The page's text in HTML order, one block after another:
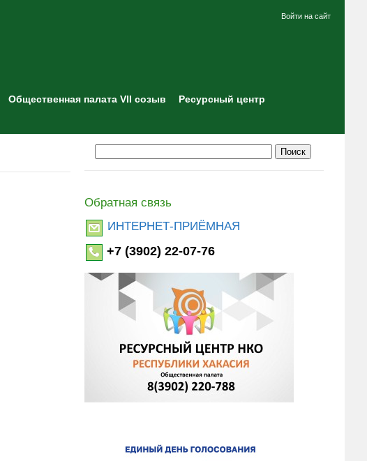
Войти на сайт
Общественная палата VII созыв
Ресурсный центр
Обратная связь
ИНТЕРНЕТ-ПРИЁМНАЯ
+7 (3902) 22-07-76